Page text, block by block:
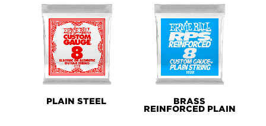
PLAIN STEEL
BRASS
REINFORCED PLAIN